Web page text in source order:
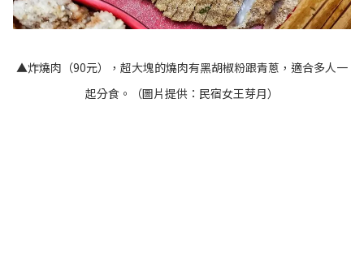
▲炸燒肉（90元），超大塊的燒肉有黑胡椒粉跟青蔥，適合多人一
起分食。（圖片提供：民宿女王芽月）